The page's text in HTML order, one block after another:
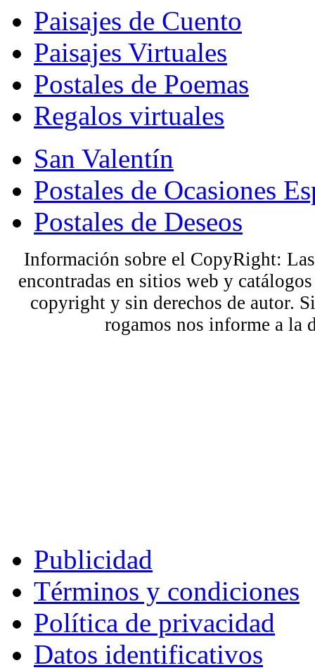
Paisajes de Cuento
Paisajes Virtuales
Postales de Poemas
Regalos virtuales
San Valentín
Postales de Ocasiones
Postales de Deseos
Información sobre el CopyRight:
encontradas en sitios web y
copyright y sin derechos de autor.
rogamos nos informe a la
Publicidad
Términos y condiciones
Política de privacidad
Datos identificativos